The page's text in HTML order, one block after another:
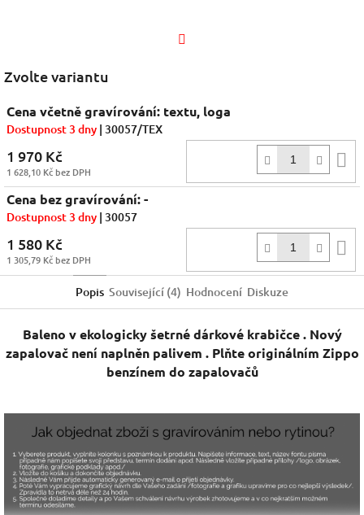
Zvolte variantu
Cena včetně gravírování: textu, loga
Dostupnost 3 dny | 30057/TEX
1 970 Kč
1 628,10 Kč bez DPH
Cena bez gravírování: -
Dostupnost 3 dny | 30057
1 580 Kč
1 305,79 Kč bez DPH
Popis Související (4) Hodnocení Diskuze
Baleno v ekologicky šetrné dárkové krabičce . Nový
zapalovač není naplněn palivem . Plňte originálním Zippo
benzínem do zapalovačů